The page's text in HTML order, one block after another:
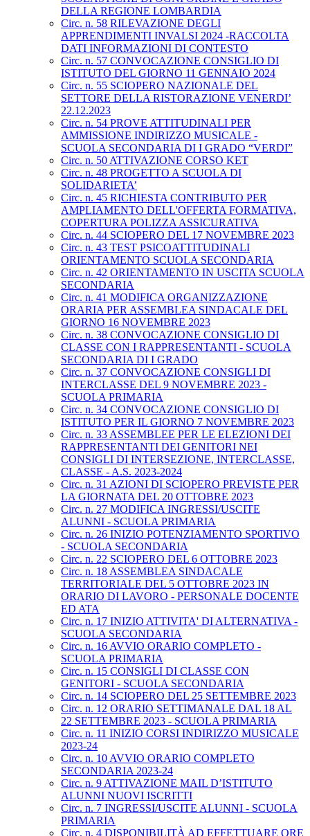
DELLA REGIONE LOMBARDIA
Circ. n. 58 RILEVAZIONE DEGLI
APPRENDIMENTI INVALSI 2024 -RACCOLTA
DATI INFORMAZIONI DI CONTESTO
Circ. n. 57 CONVOCAZIONE CONSIGLIO DI
ISTITUTO DEL GIORNO 11 GENNAIO 2024
Circ. n. 55 SCIOPERO NAZIONALE DEL
SETTORE DELLA RISTORAZIONE VENERDI’
22.12.2023
Circ. n. 54 PROVE ATTITUDINALI PER
AMMISSIONE INDIRIZZO MUSICALE -
SCUOLA SECONDARIA DI I GRADO “VERDI”
Circ. n. 50 ATTIVAZIONE CORSO KET
Circ. n. 48 PROGETTO A SCUOLA DI
SOLIDARIETA’
Circ. n. 45 RICHIESTA CONTRIBUTO PER
AMPLIAMENTO DELL'OFFERTA FORMATIVA,
COPERTURA POLIZZA ASSICURATIVA
Circ. n. 44 SCIOPERO DEL 17 NOVEMBRE 2023
Circ. n. 43 TEST PSICOATTITUDINALI
ORIENTAMENTO SCUOLA SECONDARIA
Circ. n. 42 ORIENTAMENTO IN USCITA SCUOLA
SECONDARIA
Circ. n. 41 MODIFICA ORGANIZZAZIONE
ORARIA PER ASSEMBLEA SINDACALE DEL
GIORNO 16 NOVEMBRE 2023
Circ. n. 38 CONVOCAZIONE CONSIGLIO DI
CLASSE CON I RAPPRESENTANTI - SCUOLA
SECONDARIA DI I GRADO
Circ. n. 37 CONVOCAZIONE CONSIGLI DI
INTERCLASSE DEL 9 NOVEMBRE 2023 -
SCUOLA PRIMARIA
Circ. n. 34 CONVOCAZIONE CONSIGLIO DI
ISTITUTO PER IL GIORNO 7 NOVEMBRE 2023
Circ. n. 33 ASSEMBLEE PER LE ELEZIONI DEI
RAPPRESENTANTI DEI GENITORI NEI
CONSIGLI DI INTERSEZIONE, INTERCLASSE,
CLASSE - A.S. 2023-2024
Circ. n. 31 AZIONI DI SCIOPERO PREVISTE PER
LA GIORNATA DEL 20 OTTOBRE 2023
Circ. n. 27 MODIFICA INGRESSI/USCITE
ALUNNI - SCUOLA PRIMARIA
Circ. n. 26 INIZIO POTENZIAMENTO SPORTIVO
- SCUOLA SECONDARIA
Circ. n. 22 SCIOPERO DEL 6 OTTOBRE 2023
Circ. n. 18 ASSEMBLEA SINDACALE
TERRITORIALE DEL 5 OTTOBRE 2023 IN
ORARIO DI LAVORO - PERSONALE DOCENTE
ED ATA
Circ. n. 17 INIZIO ATTIVITA' DI ALTERNATIVA -
SCUOLA SECONDARIA
Circ. n. 16 AVVIO ORARIO COMPLETO -
SCUOLA PRIMARIA
Circ. n. 15 CONSIGLI DI CLASSE CON
GENITORI - SCUOLA SECONDARIA
Circ. n. 14 SCIOPERO DEL 25 SETTEMBRE 2023
Circ. n. 12 ORARIO SETTIMANALE DAL 18 AL
22 SETTEMBRE 2023 - SCUOLA PRIMARIA
Circ. n. 11 INIZIO CORSI INDIRIZZO MUSICALE
2023-24
Circ. n. 10 AVVIO ORARIO COMPLETO
SECONDARIA 2023-24
Circ. n. 9 ATTIVAZIONE MAIL D’ISTITUTO
ALUNNI NUOVI ISCRITTI
Circ. n. 7 INGRESSI/USCITE ALUNNI - SCUOLA
PRIMARIA
Circ. n. 4 DISPONIBILITÀ AD EFFETTUARE ORE